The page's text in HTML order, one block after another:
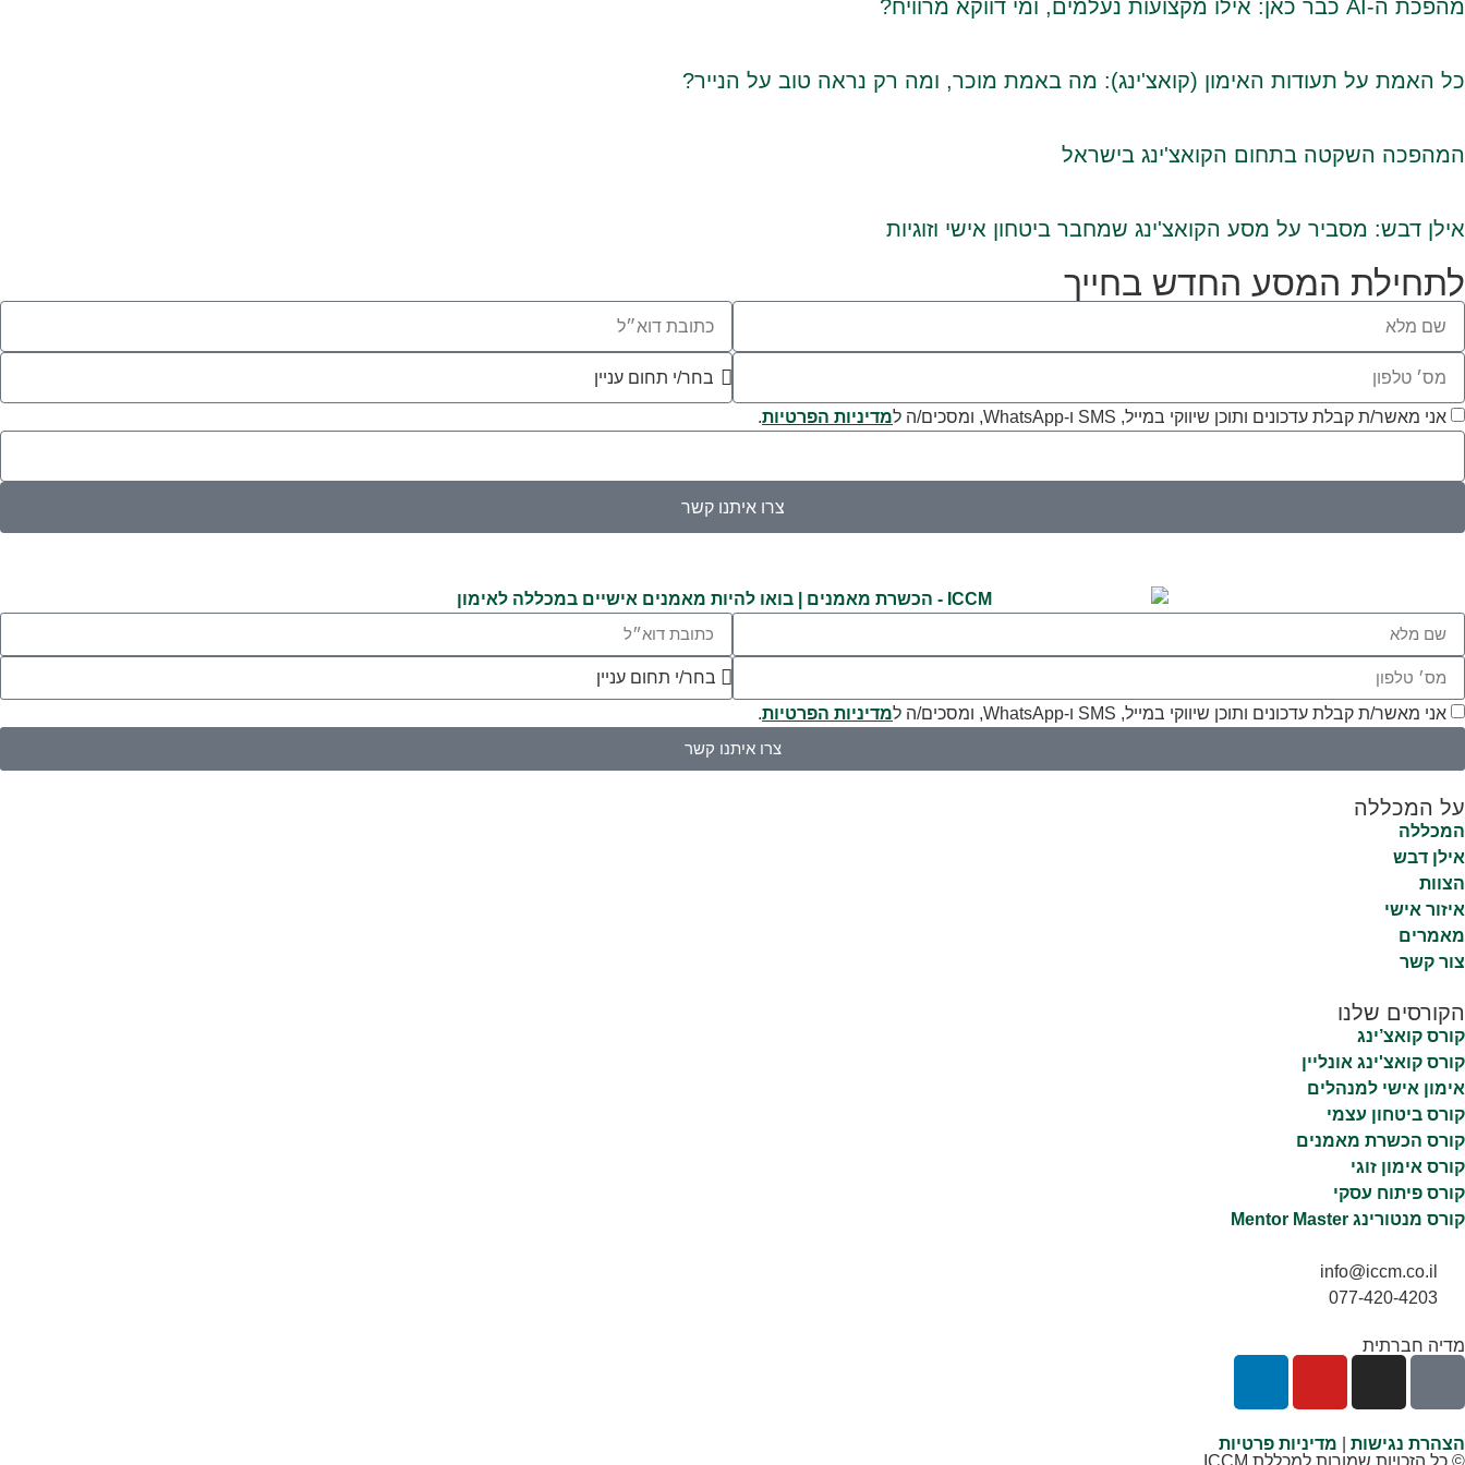
מהפכת ה-AI כבר כאן: אילו מקצועות נעלמים, ומי דווקא מרוויח?
כל האמת על תעודות האימון (קואצ'ינג): מה באמת מוכר, ומה רק נראה טוב על הנייר?
המהפכה השקטה בתחום הקואצ'ינג בישראל
אילן דבש: מסביר על מסע הקואצ'ינג שמחבר ביטחון אישי וזוגיות
לתחילת המסע החדש בחייך
אני מאשר/ת קבלת עדכונים ותוכן שיווקי במייל, SMS ו-WhatsApp, ומסכים/ה ל מדיניות הפרטיות.
צרו איתנו קשר
אני מאשר/ת קבלת עדכונים ותוכן שיווקי במייל, SMS ו-WhatsApp, ומסכים/ה ל מדיניות הפרטיות.
צרו איתנו קשר
על המכללה
המכללה
אילן דבש
הצוות
איזור אישי
מאמרים
צור קשר
הקורסים שלנו
קורס קואצ’ינג
קורס קואצ'ינג אונליין
אימון אישי למנהלים
קורס ביטחון עצמי
קורס הכשרת מאמנים
קורס אימון זוגי
קורס פיתוח עסקי
קורס מנטורינג Mentor Master
info@iccm.co.il
077-420-4203
מדיה חברתית
הצהרת נגישות
מדיניות פרטיות
© כל הזכויות שמורות למכללת ICCM